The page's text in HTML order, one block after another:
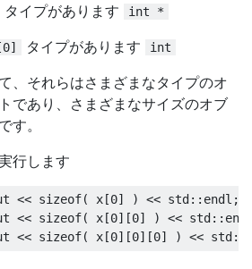
タイプがあります int *
タイプがあります int
、それらはさまざまなタイプのオ
であり、さまざまなサイズのオブ
す。
行します
<< sizeof( x[0] ) << std:: endl ;
<< sizeof( x[0][0] ) << std::
<< sizeof( x[0][0][0] ) << std::